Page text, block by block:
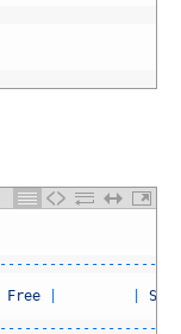
-- -- -- -- -- -- -- -- -- --
Free
-- -- -- -- -- -- -- -- -- --